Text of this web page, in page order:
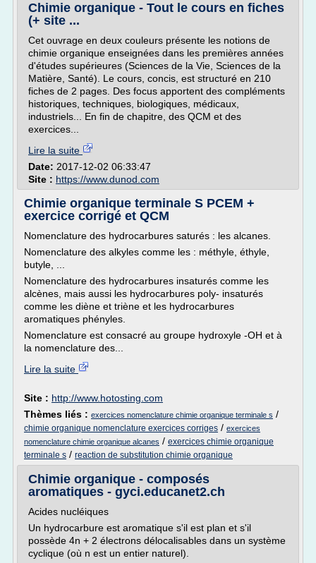
Chimie organique - Tout le cours en fiches
(+ site ...
Cet ouvrage en deux couleurs présente les notions de
chimie organique enseignées dans les premières années
d'études supérieures (Sciences de la Vie, Sciences de la
Matière, Santé). Le cours, concis, est structuré en 210
fiches de 2 pages. Des focus apportent des compléments
historiques, techniques, biologiques, médicaux,
industriels... En fin de chapitre, des QCM et des
exercices...
Lire la suite
Date: 2017-12-02 06:33:47
Site : https://www.dunod.com
Chimie organique terminale S PCEM +
exercice corrigé et QCM
Nomenclature des hydrocarbures saturés : les alcanes.
Nomenclature des alkyles comme les : méthyle, éthyle,
butyle, ...
Nomenclature des hydrocarbures insaturés comme les
alcènes, mais aussi les hydrocarbures poly- insaturés
comme les diène et triène et les hydrocarbures
aromatiques phényles.
Nomenclature est consacré au groupe hydroxyle -OH et à
la nomenclature des...
Lire la suite
Site : http://www.hotosting.com
Thèmes liés : exercices nomenclature chimie organique terminale s /
chimie organique nomenclature exercices corriges / exercices
nomenclature chimie organique alcanes / exercices chimie organique
terminale s / reaction de substitution chimie organique
Chimie organique - composés
aromatiques - gyci.educanet2.ch
Acides nucléiques
Un hydrocarbure est aromatique s'il est plan et s'il
possède 4n + 2 électrons délocalisables dans un système
cyclique (où n est un entier naturel).